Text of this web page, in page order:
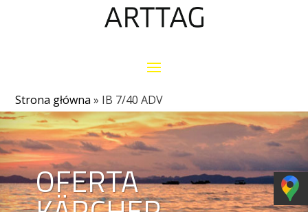
Strona główna » IB 7/40 ADV
OFERTA